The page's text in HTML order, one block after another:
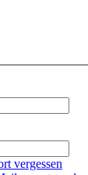
vergessen